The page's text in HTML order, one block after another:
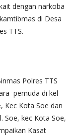
dengan narkoba
di Desa
TTS.
Polres TTS
pemuda di kel
Kec Kota Soe dan
Soe, kec Kota Soe,
Kasat